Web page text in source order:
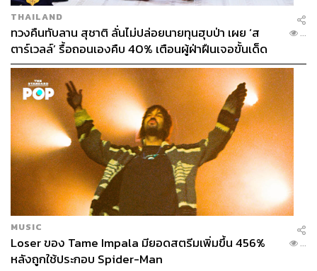
THAILAND
ทวงคืนทับลาน สุชาติ ลั่นไม่ปล่อยนายทุนฮุบป่า เผย ‘ส
ตาร์เวลล์’ รื้อถอนเองคืบ 40% เตือนผู้ฝ่าฝืนเจอขั้นเด็ด
ขาด
...
MUSIC
Loser ของ Tame Impala มียอดสตรีมเพิ่มขึ้น 456%
หลังถูกใช้ประกอบ Spider-Man
...